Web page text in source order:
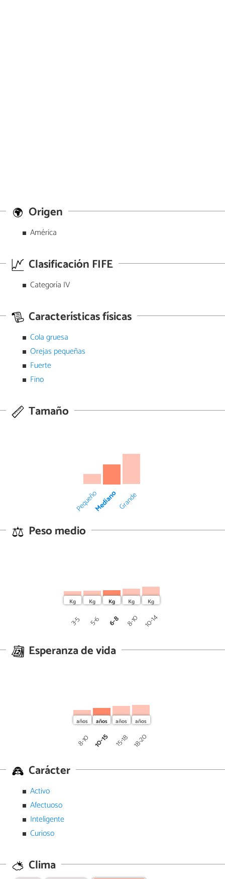
Origen
América
Clasificación FIFE
Categoría IV
Características físicas
Cola gruesa
Orejas pequeñas
Fuerte
Fino
Tamaño
PequeñoMedianoGrande
Peso medio
3-5 5-6 6-8 8-10 10-14
Esperanza de vida
8-10 10-15 15-18 18-20
Carácter
Activo
Afectuoso
Inteligente
Curioso
Clima